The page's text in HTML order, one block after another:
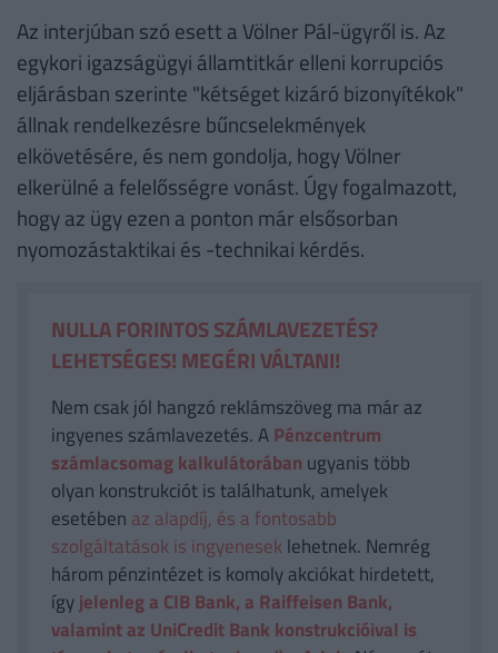
Az interjúban szó esett a Völner Pál-ügyről is. Az
egykori igazságügyi államtitkár elleni korrupciós
eljárásban szerinte "kétséget kizáró bizonyítékok"
állnak rendelkezésre bűncselekmények
elkövetésére, és nem gondolja, hogy Völner
elkerülné a felelősségre vonást. Úgy fogalmazott,
hogy az ügy ezen a ponton már elsősorban
nyomozástaktikai és -technikai kérdés.
NULLA FORINTOS SZÁMLAVEZETÉS?
LEHETSÉGES! MEGÉRI VÁLTANI!
Nem csak jól hangzó reklámszöveg ma már az
ingyenes számlavezetés. APénzcentrum
számlacsomag kalkulátorában ugyanis több
olyan konstrukciót is találhatunk, amelyek
esetében az alapdíj, és a fontosabb
szolgáltatások is ingyenesek lehetnek. Nemrég
három pénzintézet is komoly akciókat hirdetett,
ígyjelenleg a CIB Bank, a Raiffeisen Bank,
valamint az UniCredit Bank konstrukcióival is